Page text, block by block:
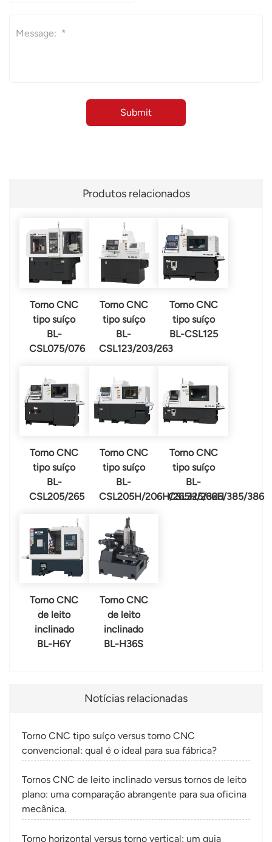
Produtos relacionados
Torno CNC
tipo suíço
BL-
CSL075/076
Torno CNC
tipo suíço
BL-
CSL123/203/263
Torno CNC
tipo suíço
BL-CSL125
Torno CNC
tipo suíço
BL-
CSL205/265
Torno CNC
tipo suíço
BL-
CSL205H/206H/265H/266H
Torno CNC
tipo suíço
BL-
CSL325/326/385/386
Torno CNC
de leito
inclinado
BL-H6Y
Torno CNC
de leito
inclinado
BL-H36S
Notícias relacionadas
Torno CNC tipo suíço versus torno CNC
convencional: qual é o ideal para sua fábrica?
Tornos CNC de leito inclinado versus tornos de leito
plano: uma comparação abrangente para sua oficina
mecânica.
Torno horizontal versus torno vertical: um guia